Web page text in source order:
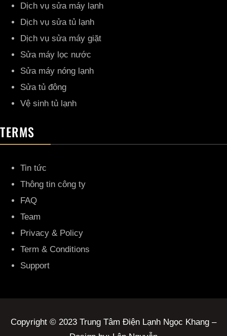
Dịch vụ sửa máy lạnh
Dịch vụ sửa tủ lạnh
Dịch vụ sửa máy giặt
Sửa máy lọc nước
Sửa máy nóng lạnh
Sửa tủ đông
Vệ sinh tủ lạnh
TERMS
Tin tức
Thông tin công ty
FAQ
Team
Privacy & Policy
Term & Conditions
Support
Copyright © 2023 Trung Tâm Điện Lạnh Ngọc Khang –